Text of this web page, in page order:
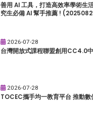
善用 AI 工具，打造高效率學術生
究生必備 AI 幫手推薦 !
2026-07-28
台灣開放式課程聯盟創用CC4.0
2026-07-28
TOCEC攜手均一教育平台 推動數